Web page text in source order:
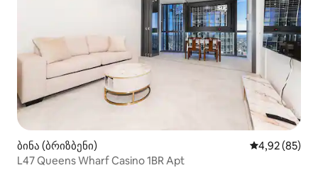
ბინა (ბრიზბენი) საშუალო
4,92 (85)
L47 Queens Wharf Casino 1BR Apt